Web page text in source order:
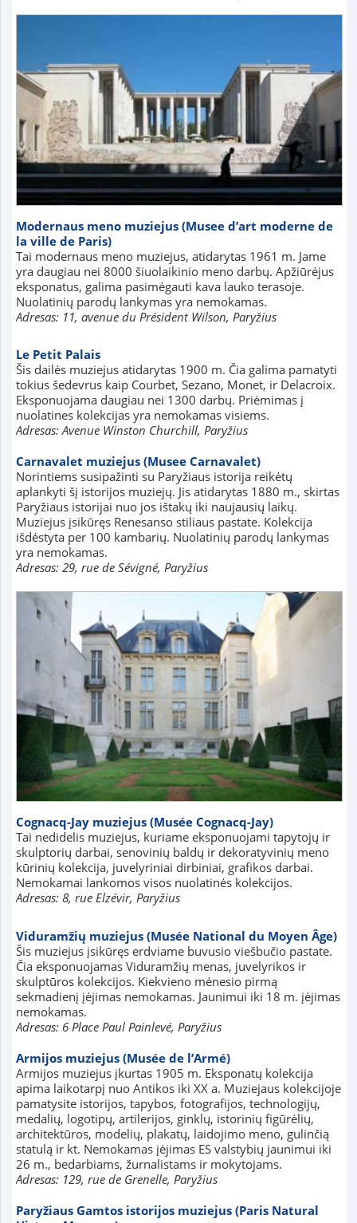
Modernaus meno muziejus (Musee d’art moderne de
la ville de Paris)
Tai modernaus meno muziejus, atidarytas 1961 m. Jame
yra daugiau nei 8000 šiuolaikinio meno darbų. Apžiūrėjus
eksponatus, galima pasimėgauti kava lauko terasoje.
Nuolatinių parodų lankymas yra nemokamas.
Adresas: 11, avenue du Président Wilson, Paryžius
Le Petit Palais
Šis dailės muziejus atidarytas 1900 m. Čia galima pamatyti
tokius šedevrus kaip Courbet, Sezano, Monet, ir Delacroix.
Eksponuojama daugiau nei 1300 darbų. Priėmimas į
nuolatines kolekcijas yra nemokamas visiems.
Adresas: Avenue Winston Churchill, Paryžius
Carnavalet muziejus (Musee Carnavalet)
Norintiems susipažinti su Paryžiaus istorija reikėtų
aplankyti šį istorijos muziejų. Jis atidarytas 1880 m., skirtas
Paryžiaus istorijai nuo jos ištakų iki naujausių laikų.
Muziejus įsikūręs Renesanso stiliaus pastate. Kolekcija
išdėstyta per 100 kambarių. Nuolatinių parodų lankymas
yra nemokamas.
Adresas: 29, rue de Sévigné, Paryžius
Cognacq-Jay muziejus (Musée Cognacq-Jay)
Tai nedidelis muziejus, kuriame eksponuojami tapytojų ir
skulptorių darbai, senovinių baldų ir dekoratyvinių meno
kūrinių kolekcija, juvelyriniai dirbiniai, grafikos darbai.
Nemokamai lankomos visos nuolatinės kolekcijos.
Adresas: 8, rue Elzévir, Paryžius
Viduramžių muziejus (Musée National du Moyen Âge)
Šis muziejus įsikūręs erdviame buvusio viešbučio pastate.
Čia eksponuojamas Viduramžių menas, juvelyrikos ir
skulptūros kolekcijos. Kiekvieno mėnesio pirmą
sekmadienį įėjimas nemokamas. Jaunimui iki 18 m. įėjimas
nemokamas.
Adresas: 6 Place Paul Painlevé, Paryžius
Armijos muziejus (Musée de l’Armé)
Armijos muziejus įkurtas 1905 m. Eksponatų kolekcija
apima laikotarpį nuo Antikos iki XX a. Muziejaus kolekcijoje
pamatysite istorijos, tapybos, fotografijos, technologijų,
medalių, logotipų, artilerijos, ginklų, istorinių figūrėlių,
architektūros, modelių, plakatų, laidojimo meno, gulinčią
statulą ir kt. Nemokamas įėjimas ES valstybių jaunimui iki
26 m., bedarbiams, žurnalistams ir mokytojams.
Adresas: 129, rue de Grenelle, Paryžius
Paryžiaus Gamtos istorijos muziejus (Paris Natural